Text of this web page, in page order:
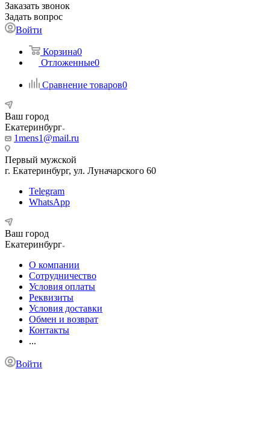
Заказать звонок
Задать вопрос
Войти
Корзина0
Отложенные0
Сравнение товаров0
Ваш город
Екатеринбург
1mens1@mail.ru
Первый мужской
г. Екатеринбург, ул. Луначарского 60
Telegram
WhatsApp
Ваш город
Екатеринбург
О компании
Сотрудничество
Условия оплаты
Реквизиты
Условия доставки
Обмен и возврат
Контакты
...
Войти